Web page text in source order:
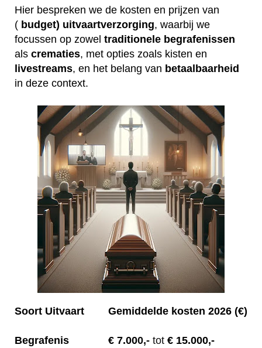
Hier bespreken we de kosten en prijzen van
( budget) uitvaartverzorging, waarbij we
focussen op zowel traditionele begrafenissen
als crematies, met opties zoals kisten en
livestreams, en het belang van betaalbaarheid
in deze context.
Soort Uitvaart Gemiddelde kosten 2026 (€)
Begrafenis € 7.000,- tot € 15.000,-